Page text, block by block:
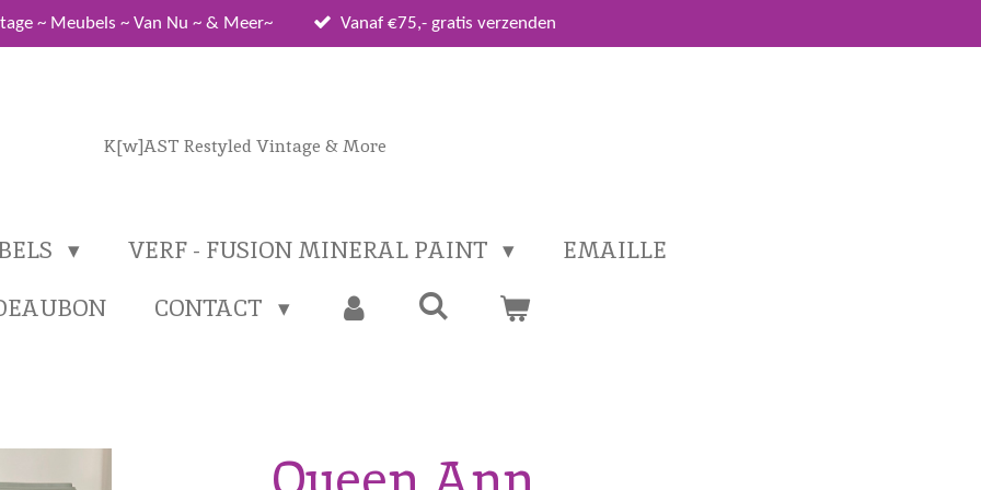
~ Meubels ~ Van Nu ~ & Meer~ Vanaf €75,- gratis verzenden
K[w]AST Restyled Vintage & More
VERF - FUSION MINERAL PAINT
EMAILLE
CONTACT